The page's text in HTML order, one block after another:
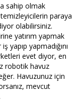
sahip olmak
paraya
olabilirsiniz.
yatırım yapmak
yapıp yapmadığını
evet diyor, en
robotik havuz
Havuzunuz için
mevcut